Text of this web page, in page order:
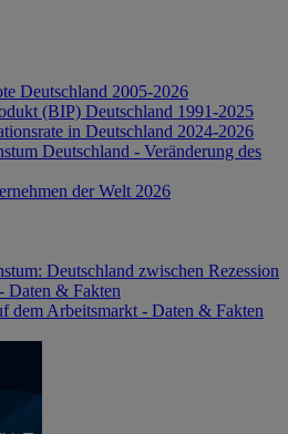
Deutschland 2005-2026
(BIP) Deutschland 1991-2025
in Deutschland 2024-2026
Deutschland - Veränderung des
der Welt 2026
Deutschland zwischen Rezession
Daten & Fakten
dem Arbeitsmarkt - Daten & Fakten